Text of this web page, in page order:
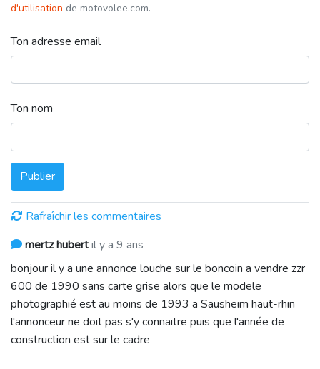
d'utilisation de motovolee.com.
Ton adresse email
Ton nom
Publier
Rafraîchir les commentaires
mertz hubertil y a 9 ans
bonjour il y a une annonce louche sur le boncoin a vendre zzr
600 de 1990 sans carte grise alors que le modele
photographié est au moins de 1993 a Sausheim haut-rhin
l'annonceur ne doit pas s'y connaitre puis que l'année de
construction est sur le cadre